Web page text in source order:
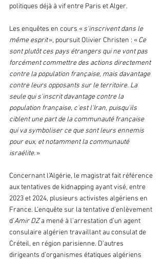
politiques déjà à vif entre Paris et Alger.
Les enquêtes en cours « s'inscrivent dans le
même esprit », poursuit Olivier Christen : « Ce
sont plutôt ces pays étrangers qui ne vont pas
forcément commettre des actions directement
contre la population française, mais davantage
contre leurs opposants sur le territoire. La
seule qui s'inscrit davantage contre la
population française, c'est l'Iran, puisqu'ils
ciblent une part de la communauté française
qui va symboliser ce que sont leurs ennemis
pour eux, et notamment la communauté
israélite. »
Concernant l’Algérie, le magistrat fait référence
aux tentatives de kidnapping ayant visé, entre
2023 et 2024, plusieurs activistes algériens en
France. L’enquête sur la tentative d’enlèvement
d’Amir DZ a mené à l’arrestation d’un agent
consulaire algérien travaillant au consulat de
Créteil, en région parisienne. D’autres
dirigeants d’organismes étatiques algériens